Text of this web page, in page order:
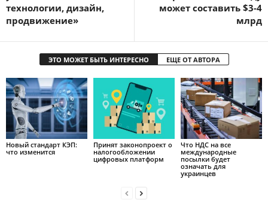
технологии, дизайн,
продвижение»
может составить $3-4
млрд
ЭТО МОЖЕТ БЫТЬ ИНТЕРЕСНО ЕЩЕ ОТ АВТОРА
Новый стандарт КЭП:
что изменится
Принят законопроект о
налогообложении
цифровых платформ
Что НДС на все
международные
посылки будет
означать для
украинцев